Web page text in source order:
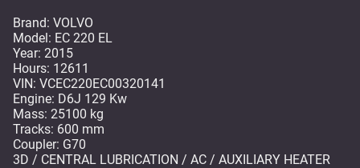
Brand: VOLVO
Model: EC 220 EL
Year: 2015
Hours: 12611
VIN: VCEC220EC00320141
Engine: D6J 129 Kw
Mass: 25100 kg
Tracks: 600 mm
Coupler: G70
3D / CENTRAL LUBRICATION / AC / AUXILIARY HEATER